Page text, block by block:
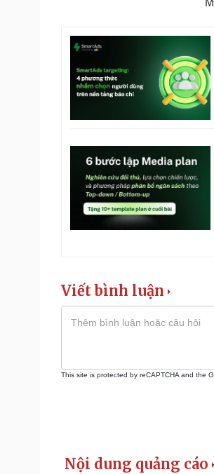
Viết bình luận
This site is protected by reCAPTCHA and the